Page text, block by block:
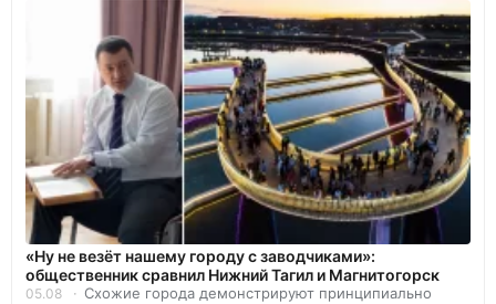
«Ну не везёт нашему городу с заводчиками»:
общественник сравнил Нижний Тагил и Магнитогорск
05.08
Схожие города демонстрируют принципиально